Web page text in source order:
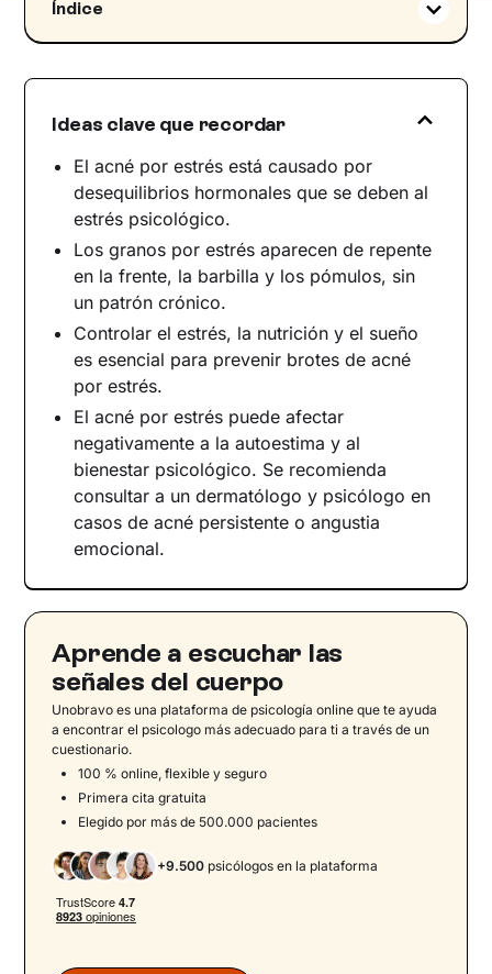
Índice
Acné por estrés: características y causas
Consecuencias psicológicas: autoestima,
Estrategias prácticas para la prevención y el
cuidado diario
Enfoque integrado: salud cutánea y mental
Un nuevo comienzo para tu bienestar
Ideas clave que recordar
El acné por estrés está causado por
desequilibrios hormonales que se deben al
estrés psicológico.
Los granos por estrés aparecen de repente
en la frente, la barbilla y los pómulos, sin
un patrón crónico.
Controlar el estrés, la nutrición y el sueño
es esencial para prevenir brotes de acné
por estrés.
El acné por estrés puede afectar
negativamente a la autoestima y al
bienestar psicológico. Se recomienda
consultar a un dermatólogo y psicólogo en
casos de acné persistente o angustia
emocional.
Aprende a escuchar las
señales del cuerpo
Unobravo es una plataforma de psicología online que te ayuda
a encontrar el psicologo más adecuado para ti a través de un
cuestionario.
100 % online, flexible y seguro
Primera cita gratuita
Elegido por más de 500.000 pacientes
+9.500 psicólogos en la plataforma